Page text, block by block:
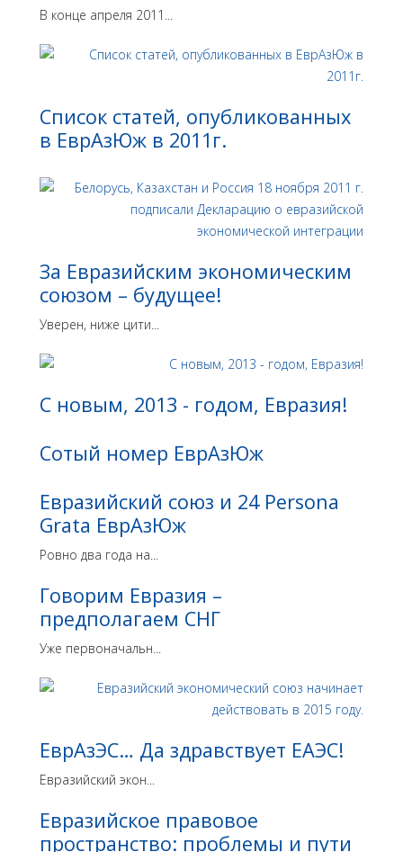
В конце апреля 2011...
Список статей, опубликованных
в ЕврАзЮж в 2011г.
За Евразийским экономическим
союзом – будущее!
Уверен, ниже цити...
С новым, 2013 - годом, Евразия!
Сотый номер ЕврАзЮж
Евразийский союз и 24 Persona
Grata ЕврАзЮж
Ровно два года на...
Говорим Евразия –
предполагаем СНГ
Уже первоначальн...
ЕврАзЭC… Да здравствует ЕАЭС!
Евразийский экон...
Евразийское правовое
пространство: проблемы и пути